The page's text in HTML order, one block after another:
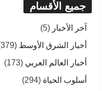
جميع الأقسام
آخر الأخبار (5)
أخبار الشرق الأوسط (379)
أخبار العالم العربي (173)
أسلوب الحياة (294)